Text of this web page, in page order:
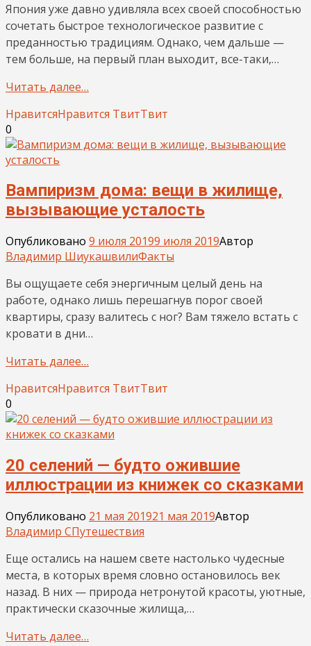
Япония уже давно удивляла всех своей способностью
сочетать быстрое технологическое развитие с
преданностью традициям. Однако, чем дальше —
тем больше, на первый план выходит, все-таки,…
Читать далее…
НравитсяНравится ТвитТвит
0
Вампиризм дома: вещи в жилище,
вызывающие усталость
Опубликовано 9 июля 20199 июля 2019Автор
Владимир ШиукашвилиФакты
Вы ощущаете себя энергичным целый день на
работе, однако лишь перешагнув порог своей
квартиры, сразу валитесь с ног? Вам тяжело встать с
кровати в дни…
Читать далее…
НравитсяНравится ТвитТвит
0
20 селений — будто ожившие
иллюстрации из книжек со сказками
Опубликовано 21 мая 201921 мая 2019Автор
Владимир СПутешествия
Еще остались на нашем свете настолько чудесные
места, в которых время словно остановилось век
назад. В них — природа нетронутой красоты, уютные,
практически сказочные жилища,…
Читать далее…